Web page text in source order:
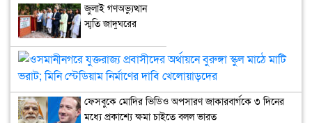
জুলাই গণঅভ্যুত্থান
স্মৃতি জাদুঘরের
ফেসবুকে মোদির ভিডিও অপসারণ জাকারবার্গকে ৩ দিনের
মধ্যে প্রকাশ্যে ক্ষমা চাইতে বলল ভারত